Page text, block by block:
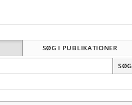
SØG I PUBLIKATIONER
SØG